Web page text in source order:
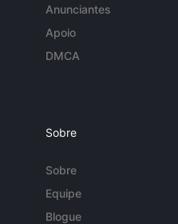
Anunciantes
Apoio
DMCA
Sobre
Sobre
Equipe
Blogue